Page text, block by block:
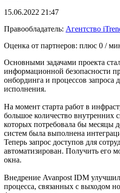
15.06.2022 21:47
Правообладатель: Агентство
Оценка от партнеров: плюс 0 /
Основными задачами проекта
информационной безопасности
онбординга и процессов запроса
исполнения.
На момент старта работ в
большое количество внутренних
которых потребовала бы месяцы
систем была выполнена
Теперь запрос доступов для
автоматизирован. Получить его
окна.
Внедрение Avanpost IDM
процесса, связанных с выходом